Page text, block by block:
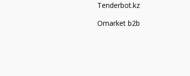
Tenderbot.kz
Omarket b2b